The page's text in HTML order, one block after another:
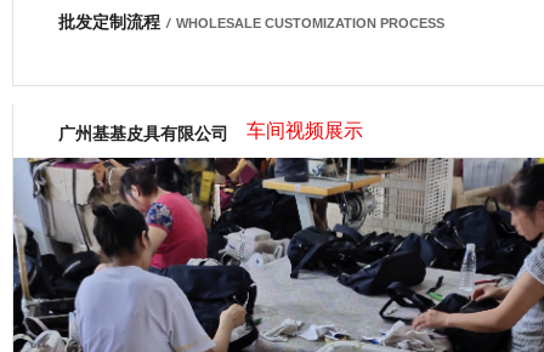
网商会会员
市商会会员单位
批发定制流程 / WHOLESALE CUSTOMIZATION PROCESS
广州基基皮具有限公司 车间视频展示